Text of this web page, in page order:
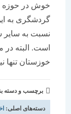
خوش در حوزه
گردشگری به این
نسبت به سایر
است. البته در
خوزستان تنها
برچسب و دسته بندی های
دسته‌های اصلی:اخبار